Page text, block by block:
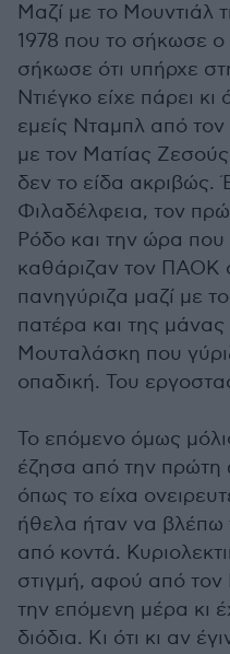
Μαζί με το Μουντιάλ
1978 που το σήκωσε
σήκωσε ότι υπήρχε
Ντιέγκο είχε πάρει
εμείς Νταμπλ από
με τον Ματίας
δεν το είδα ακριβώς.
Φιλαδέλφεια, τον
Ρόδο και την ώρα
καθάριζαν τον ΠΑΟΚ
πανηγύριζα μαζί με
πατέρα και της
Μουταλάσκη που
οπαδική. Του
Το επόμενο όμως
έζησα από την πρώτη
όπως το είχα
ήθελα ήταν να
από κοντά.
στιγμή, αφού από τον
την επόμενη μέρα κι
διόδια. Κι ότι κι αν